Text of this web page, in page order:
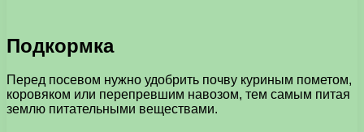
Подкормка
Перед посевом нужно удобрить почву куриным пометом,
коровяком или перепревшим навозом, тем самым питая
землю питательными веществами.